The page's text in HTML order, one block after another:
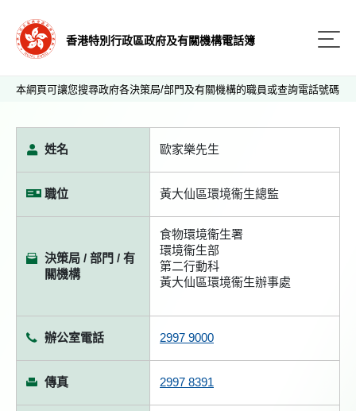
香港特別行政區政府及有關機構電話簿
本網頁可讓您搜尋政府各決策局/部門及有關機構的職員或查詢電話號碼
姓名 歐家樂先生
職位 黃大仙區環境衞生總監
決策局 / 部門 / 有
關機構
食物環境衞生署
環境衞生部
第二行動科
黃大仙區環境衞生辦事處
辦公室電話 2997 9000
傳真 2997 8391